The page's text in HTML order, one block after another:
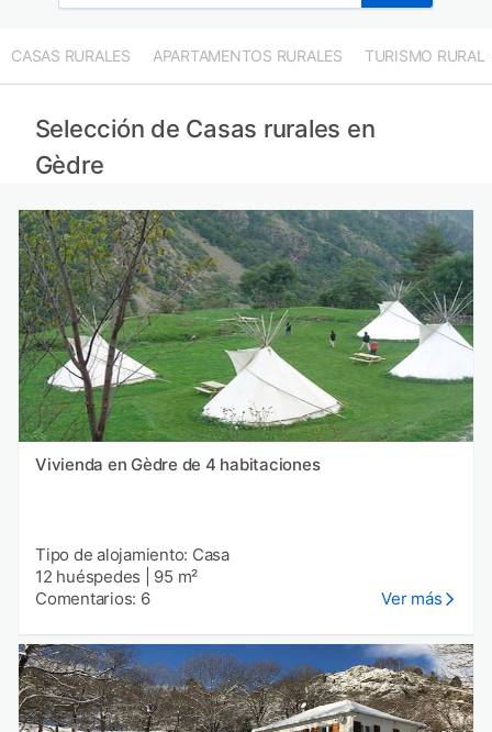
CASAS RURALES APARTAMENTOS RURALES TURISMO RURAL
Selección de Casas rurales en
Gèdre
Vivienda en Gèdre de 4 habitaciones
Tipo de alojamiento: Casa
12 huéspedes
95 m²
Comentarios: 6
Ver más